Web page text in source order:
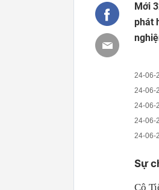
Mới
phát
24-06-
24-06-
24-06-
24-06-
24-06-
Sự
Cô